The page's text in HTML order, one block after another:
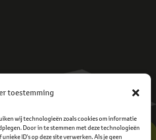
toestemming
wij technologieën zoals cookies om informatie
Door in te stemmen met deze technologieën
ID's op deze site verwerken. Als je geen